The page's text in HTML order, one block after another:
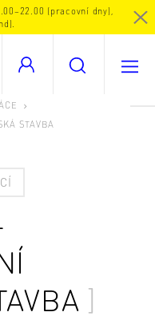
(pracovní dny),
STAVBA